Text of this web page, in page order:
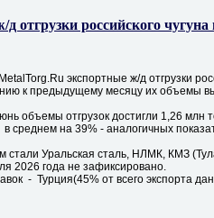
отгрузки российского
экспортные ж/д отгрузки
к предыдущему месяцу их объемы
объемы отгрузок достигли 1,26 млн
среднем на 39% - аналогичных
стали Уральская сталь, НЛМК, КМЗ
2026 года не зафиксировано.
- Турция(45% от всего экспорта